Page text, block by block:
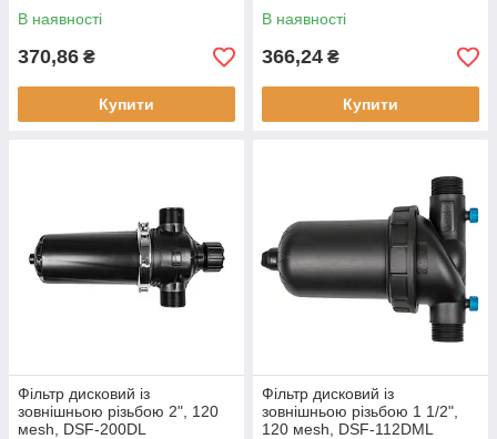
В наявності
370,86 ₴
Купити
В наявності
366,24 ₴
Купити
Фільтр дисковий із
зовнішньою різьбою 2", 120
мesh, DSF-200DL
Фільтр дисковий із
зовнішньою різьбою 1 1/2",
120 мesh, DSF-112DML